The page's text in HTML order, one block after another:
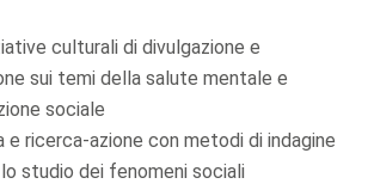
culturali di divulgazione e
sui temi della salute mentale e
sociale
e ricerca-azione con metodi di indagine
studio dei fenomeni sociali